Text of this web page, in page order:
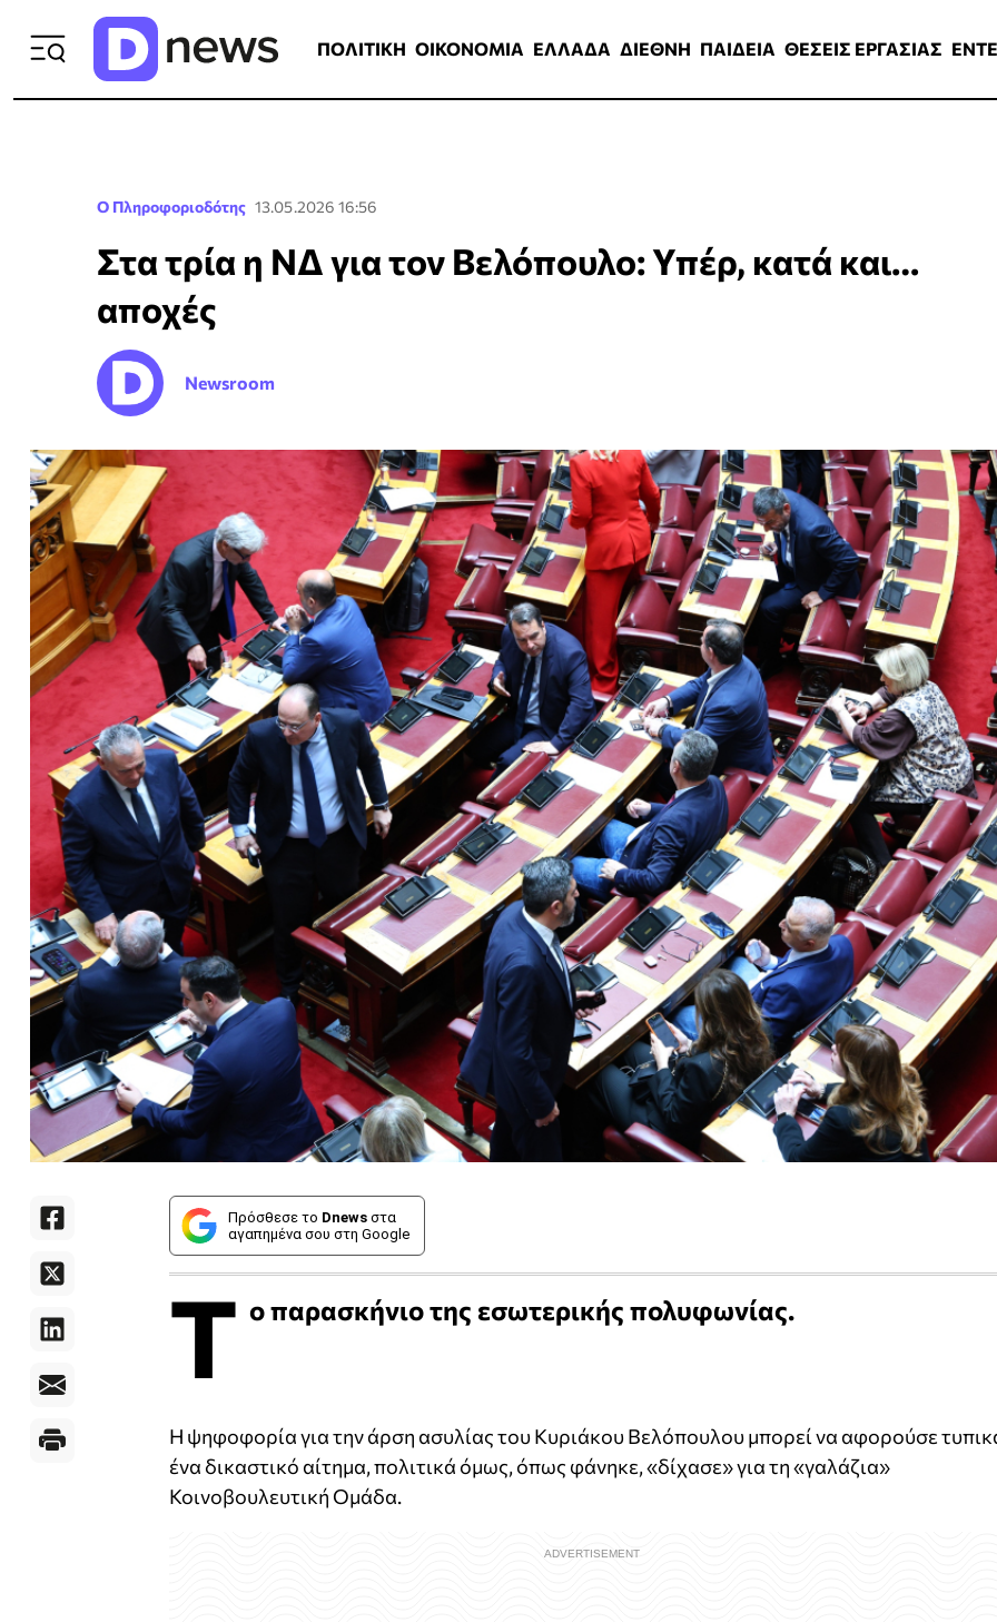
ΠΟΛΙΤΙΚΗ ΟΙΚΟΝΟΜΙΑ ΕΛΛΑΔΑ ΔΙΕΘΝΗ ΠΑΙΔΕΙΑ ΘΕΣΕΙΣ ΕΡΓΑΣΙΑΣ
Ο Πληροφοριοδότης 13.05.2026 16:56
Στα τρία η ΝΔ για τον Βελόπουλο: Υπέρ, κατά και…
αποχές
Newsroom
Πρόσθεσε το Dnews στα
αγαπημένα σου στη Google
Τ ο παρασκήνιο της εσωτερικής πολυφωνίας.
Η ψηφοφορία για την άρση ασυλίας του Κυριάκου Βελόπουλου μπορεί να αφορούσε
ένα δικαστικό αίτημα, πολιτικά όμως, όπως φάνηκε, «δίχασε» για τη «γαλάζια»
Κοινοβουλευτική Ομάδα.